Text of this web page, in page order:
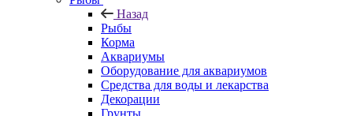
Назад
Рыбы
Корма
Аквариумы
Оборудование для аквариумов
Средства для воды и лекарства
Декорации
Грунты